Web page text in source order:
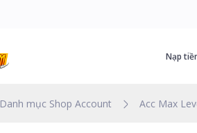
Nạp
Danh mục Shop Account Acc Max